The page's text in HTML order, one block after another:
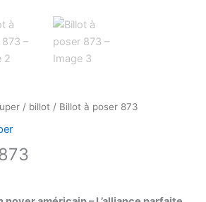
/ billot / Billot à poser 873